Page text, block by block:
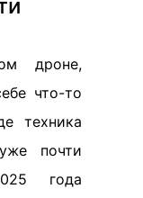
дроне,
что-то
техника
почти
года